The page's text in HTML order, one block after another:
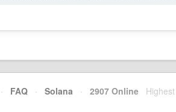
· FAQ · Solana · 2907 Online